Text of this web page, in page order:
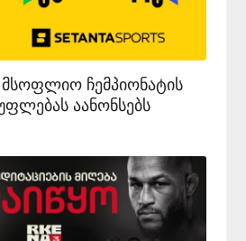
ჩემპიონატის
აანონსებს